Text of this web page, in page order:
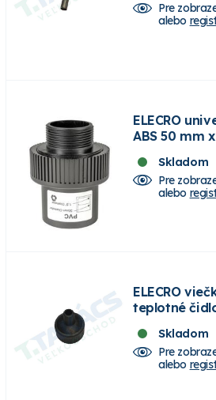
Pre
alebo
ELECRO
ABS 50 mm
Skladom
Pre
alebo
ELECRO
teplotné
Skladom
Pre
alebo